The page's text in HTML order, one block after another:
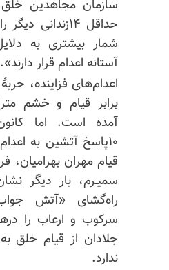
سازمان مجاهدین خلق
حداقل ۱۴زندانی
شمار بیشتری به
آستانه اعدام قرار دارند».
اعدام‌های فزاینده،
برابر قیام و خشم
آمده است. اما
۱۰پاسخ آتشین به اعدام
قیام مهران بهرامیان،
سمیـرم، بار دیگر
راه‌گشای «آتش
سرکوب و ارعاب را
جلادان از قیام خلق
ندارد.